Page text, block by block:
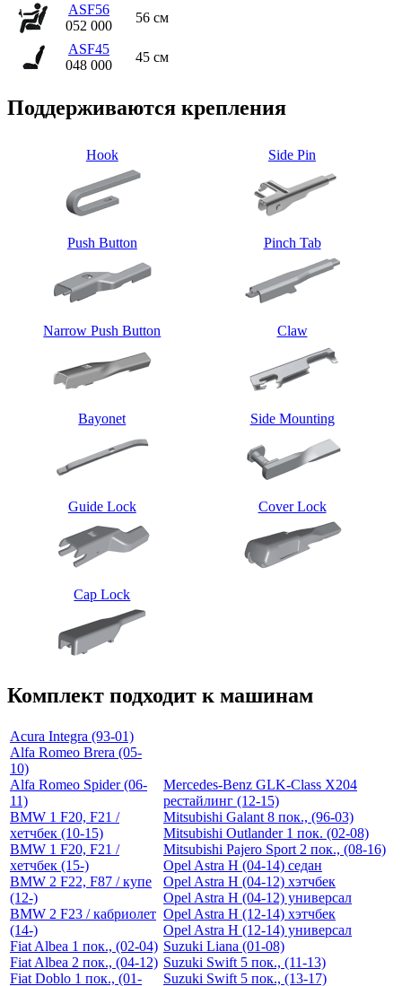
ASF56
052 000
56 см
ASF45
048 000
45 см
Поддерживаются крепления
Hook Side Pin
Push Button Pinch Tab
Narrow Push Button Claw
Bayonet Side Mounting
Guide Lock Cover Lock
Cap Lock
Комплект подходит к машинам
Acura Integra (93-01)
Alfa Romeo Brera (05-
10)
Alfa Romeo Spider (06-
11)
BMW 1 F20, F21 /
хетчбек (10-15)
BMW 1 F20, F21 /
хетчбек (15-)
BMW 2 F22, F87 / купе
(12-)
BMW 2 F23 / кабриолет
(14-)
Fiat Albea 1 пок., (02-04)
Fiat Albea 2 пок., (04-12)
Fiat Doblo 1 пок., (01-
Mercedes-Benz GLK-Class X204
рестайлинг (12-15)
Mitsubishi Galant 8 пок., (96-03)
Mitsubishi Outlander 1 пок. (02-08)
Mitsubishi Pajero Sport 2 пок., (08-16)
Opel Astra H (04-14) седан
Opel Astra H (04-12) хэтчбек
Opel Astra H (04-12) универсал
Opel Astra H (12-14) хэтчбек
Opel Astra H (12-14) универсал
Suzuki Liana (01-08)
Suzuki Swift 5 пок., (11-13)
Suzuki Swift 5 пок., (13-17)